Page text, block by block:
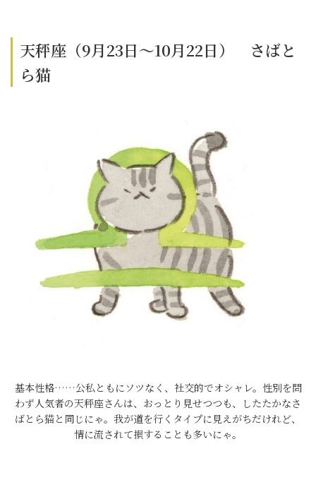
天秤座（9月23日～10月22日） さばと
ら猫
基本性格……公私ともにソツなく、社交的でオシャレ。性別を問
わず人気者の天秤座さんは、おっとり見せつつも、したたかなさ
ばとら猫と同じにゃ。我が道を行くタイプに見えがちだけれど、
情に流されて損することも多いにゃ。